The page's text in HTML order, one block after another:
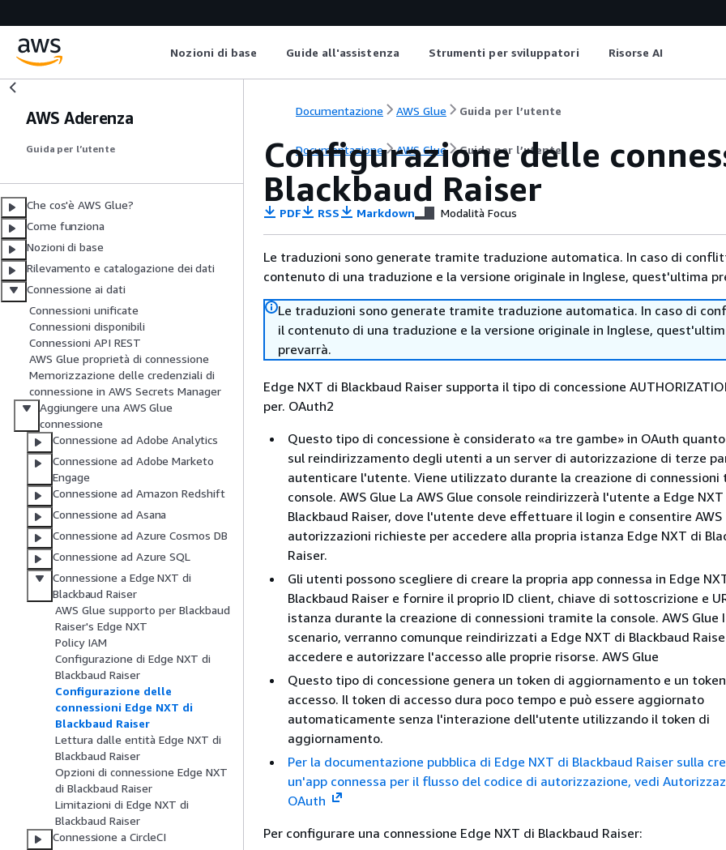
Nozioni di base Guide all'assistenza Strumenti per sviluppatori Risorse AI
AWS Aderenza
Guida per l’utente
Che cos'è AWS Glue?
Come funziona
Nozioni di base
Rilevamento e catalogazione dei dati
Connessione ai dati
Connessioni unificate
Connessioni disponibili
Connessioni API REST
AWS Glue proprietà di connessione
Memorizzazione delle credenziali di
connessione in AWS Secrets Manager
Aggiungere una AWS Glue
connessione
Connessione ad Adobe Analytics
Connessione ad Adobe Marketo
Engage
Connessione ad Amazon Redshift
Connessione ad Asana
Connessione ad Azure Cosmos DB
Connessione ad Azure SQL
Connessione a Edge NXT di
Blackbaud Raiser
AWS Glue supporto per Blackbaud
Raiser's Edge NXT
Policy IAM
Configurazione di Edge NXT di
Blackbaud Raiser
Configurazione delle
connessioni Edge NXT di
Blackbaud Raiser
Lettura dalle entità Edge NXT di
Blackbaud Raiser
Opzioni di connessione Edge NXT
di Blackbaud Raiser
Limitazioni di Edge NXT di
Blackbaud Raiser
Connessione a CircleCI
Documentazione AWS Glue Guida per l’utente
Documentazione AWS Glue Guida per l’utente
Configurazione delle
Blackbaud Raiser
PDF RSS Markdown Modalità Focus
Le traduzioni sono generate tramite traduzione automatica. In caso di
contenuto di una traduzione e la versione originale in Inglese, quest'ultima
Le traduzioni sono generate tramite traduzione automatica. In caso di
il contenuto di una traduzione e la versione originale in Inglese,
prevarrà.
Edge NXT di Blackbaud Raiser supporta il tipo di concessione
per. OAuth2
Questo tipo di concessione è considerato «a tre gambe» in OAuth
sul reindirizzamento degli utenti a un server di autorizzazione di terze
autenticare l'utente. Viene utilizzato durante la creazione di connessioni
console. AWS Glue La AWS Glue console reindirizzerà l'utente a Edge
Blackbaud Raiser, dove l'utente deve effettuare il login e consentire AWS
autorizzazioni richieste per accedere alla propria istanza Edge NXT di
Raiser.
Gli utenti possono scegliere di creare la propria app connessa in Edge
Blackbaud Raiser e fornire il proprio ID client, chiave di sottoscrizione e
istanza durante la creazione di connessioni tramite la console. AWS Glue
scenario, verranno comunque reindirizzati a Edge NXT di Blackbaud
accedere e autorizzare l'accesso alle proprie risorse. AWS Glue
Questo tipo di concessione genera un token di aggiornamento e un
accesso. Il token di accesso dura poco tempo e può essere aggiornato
automaticamente senza l'interazione dell'utente utilizzando il token di
aggiornamento.
Per la documentazione pubblica di Edge NXT di Blackbaud Raiser sulla
un'app connessa per il flusso del codice di autorizzazione, vedi
OAuth
Per configurare una connessione Edge NXT di Blackbaud Raiser: